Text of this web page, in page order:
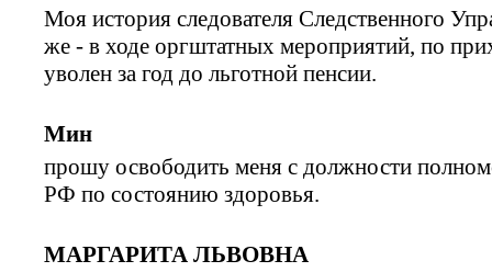
Моя история следователя Следственного
же - в ходе оргштатных мероприятий, по
уволен за год до льготной пенсии.
Мин
прошу освободить меня с должности
РФ по состоянию здоровья.
МАРГАРИТА ЛЬВОВНА